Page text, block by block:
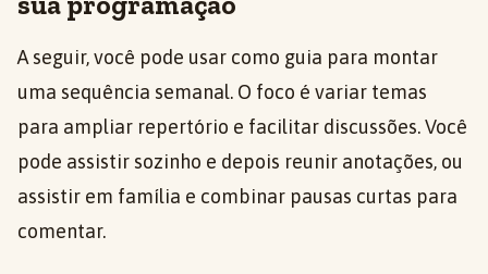
A seguir, você pode usar como guia para montar
uma sequência semanal. O foco é variar temas
para ampliar repertório e facilitar discussões. Você
pode assistir sozinho e depois reunir anotações, ou
assistir em família e combinar pausas curtas para
comentar.